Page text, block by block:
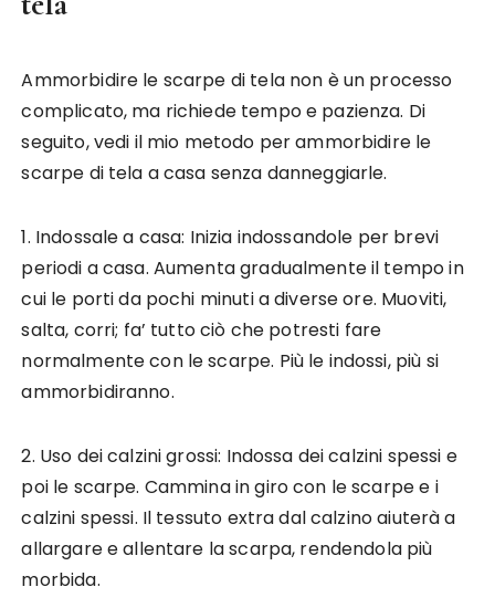
Ammorbidire le scarpe di tela non è un processo
complicato, ma richiede tempo e pazienza. Di
seguito, vedi il mio metodo per ammorbidire le
scarpe di tela a casa senza danneggiarle.
1. Indossale a casa: Inizia indossandole per brevi
periodi a casa. Aumenta gradualmente il tempo in
cui le porti da pochi minuti a diverse ore. Muoviti,
salta, corri; fa’ tutto ciò che potresti fare
normalmente con le scarpe. Più le indossi, più si
ammorbidiranno.
2. Uso dei calzini grossi: Indossa dei calzini spessi e
poi le scarpe. Cammina in giro con le scarpe e i
calzini spessi. Il tessuto extra dal calzino aiuterà a
allargare e allentare la scarpa, rendendola più
morbida.